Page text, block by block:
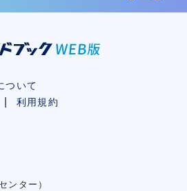
ついて
利用規約
センター）